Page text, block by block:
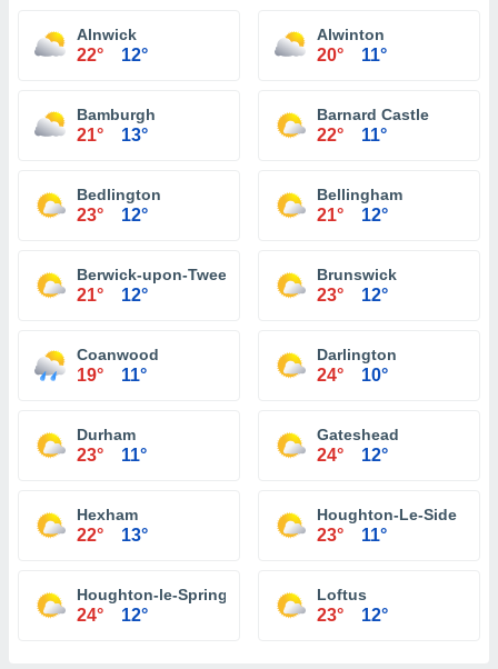
Alnwick
22° 12°
Alwinton
20° 11°
Bamburgh
21° 13°
Barnard Castle
22° 11°
Bedlington
23° 12°
Bellingham
21° 12°
Berwick-upon-Tweed
21° 12°
Brunswick
23° 12°
Coanwood
19° 11°
Darlington
24° 10°
Durham
23° 11°
Gateshead
24° 12°
Hexham
22° 13°
Houghton-Le-Side
23° 11°
Houghton-le-Spring
24° 12°
Loftus
23° 12°